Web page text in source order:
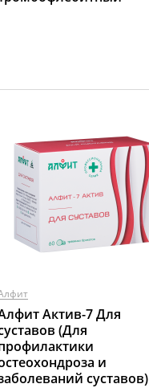
Актив-7 Для
(Для
и
суставов)